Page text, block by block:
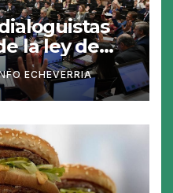
la ley de
en jaque su
Senado
ECHEVERRIA